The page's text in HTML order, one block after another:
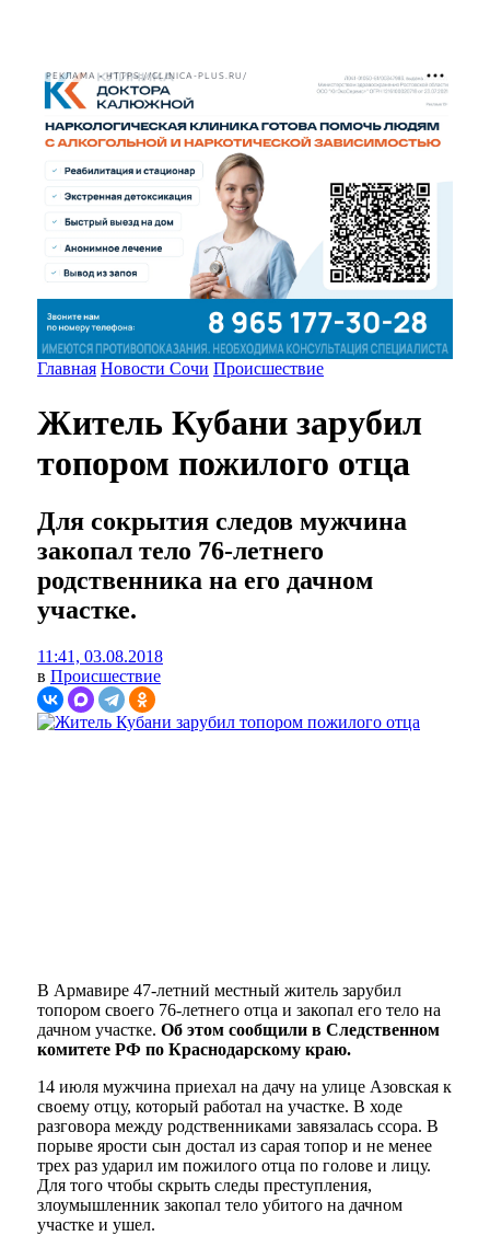
РЕКЛАМА • HTTPS://CLINICA-PLUS.RU/
Главная Новости Сочи Происшествие
Житель Кубани зарубил
топором пожилого отца
Для сокрытия следов мужчина
закопал тело 76-летнего
родственника на его дачном
участке.
11:41, 03.08.2018
в Происшествие
В Армавире 47-летний местный житель зарубил
топором своего 76-летнего отца и закопал его тело на
дачном участке. Об этом сообщили в Следственном
комитете РФ по Краснодарскому краю.
14 июля мужчина приехал на дачу на улице Азовская к
своему отцу, который работал на участке. В ходе
разговора между родственниками завязалась ссора. В
порыве ярости сын достал из сарая топор и не менее
трех раз ударил им пожилого отца по голове и лицу.
Для того чтобы скрыть следы преступления,
злоумышленник закопал тело убитого на дачном
участке и ушел.